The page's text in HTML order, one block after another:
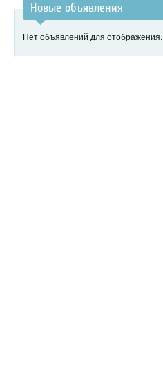
Новые объявления
Нет объявлений для отображения.